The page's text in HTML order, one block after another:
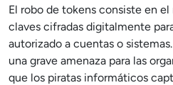
El robo de tokens consiste en
claves cifradas digitalmente
autorizado a cuentas o
una grave amenaza para las
que los piratas informáticos